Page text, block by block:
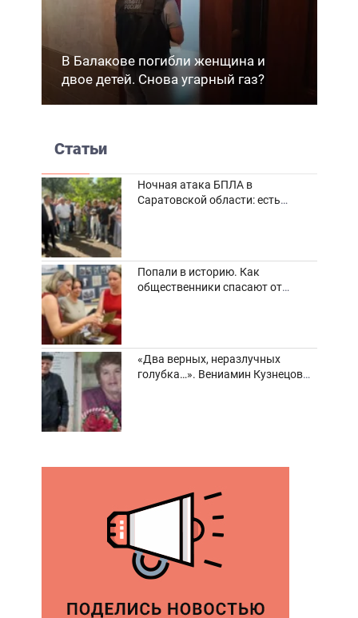
В Балакове погибли женщина и
двое детей. Снова угарный газ?
Статьи
Ночная атака БПЛА в
Саратовской области: есть
Попали в историю. Как
общественники спасают от
«Два верных, неразлучных
голубка…». Вениамин Кузнецов